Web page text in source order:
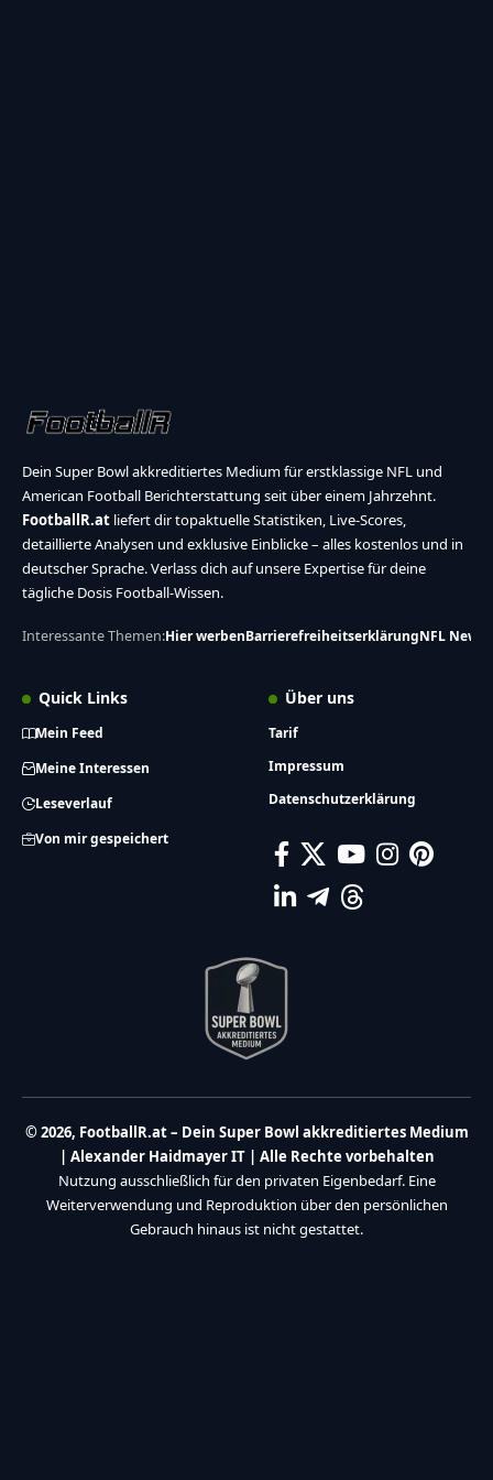
Dein Super Bowl akkreditiertes Medium für erstklassige NFL und
American Football Berichterstattung seit über einem Jahrzehnt.
FootballR.at liefert dir topaktuelle Statistiken, Live-Scores,
detaillierte Analysen und exklusive Einblicke – alles kostenlos und in
deutscher Sprache. Verlass dich auf unsere Expertise für deine
tägliche Dosis Football-Wissen.
Interessante Themen:Hier werbenBarrierefreiheitserklärungNFL News
Quick Links
Mein Feed
Meine Interessen
Leseverlauf
Von mir gespeichert
Über uns
Tarif
Impressum
Datenschutzerklärung
© 2026, FootballR.at – Dein Super Bowl akkreditiertes Medium
| Alexander Haidmayer IT | Alle Rechte vorbehalten
Nutzung ausschließlich für den privaten Eigenbedarf. Eine
Weiterverwendung und Reproduktion über den persönlichen
Gebrauch hinaus ist nicht gestattet.